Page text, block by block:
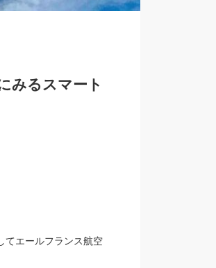
みるスマート
てエールフランス航空